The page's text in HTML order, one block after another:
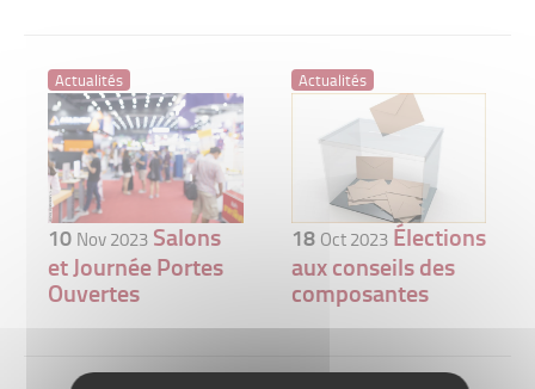
Actualités
10 Nov 2023 Salons
et Journée Portes
Ouvertes
Actualités
18 Oct 2023 Élections
aux conseils des
composantes